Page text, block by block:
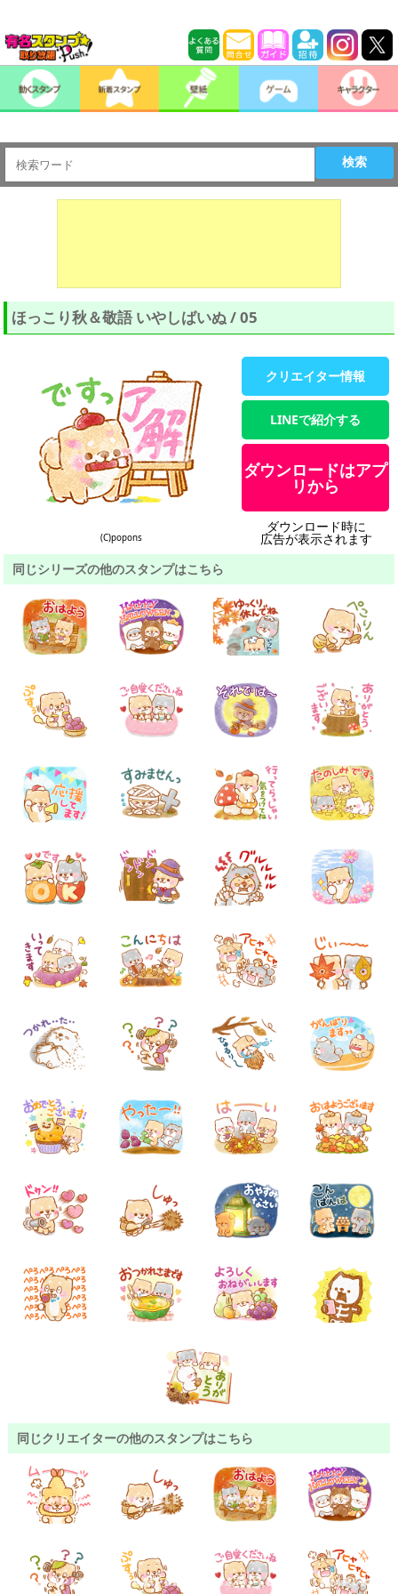
検索
ほっこり秋＆敬語 いやしばいぬ / 05
(C)popons
クリエイター情報
LINEで紹介する
ダウンロードはアプ
リから
ダウンロード時に
広告が表示されます
同じシリーズの他のスタンプはこちら
同じクリエイターの他のスタンプはこちら